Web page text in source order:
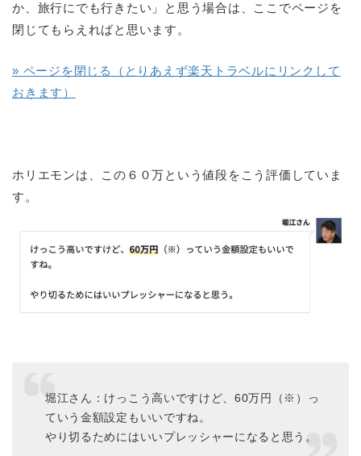
か、旅行にでも行きたい」と思う場合は、ここでページを
閉じてもらえればと思います。
» ページを閉じる（とりあえず楽天トラベルにリンクして
おきます）
ホリエモンは、この６０万という値段をこう評価していま
す。
堀江さん：けっこう高いですけど、60万円（※）っ
ていう金額設定もいいですね。
やり切るためにはいいプレッシャーになると思う。